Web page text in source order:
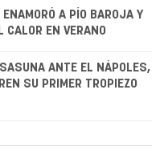
ENAMORÓ A PÍO BAROJA Y
CALOR EN VERANO
ANTE EL NÁPOLES,
SU PRIMER TROPIEZO